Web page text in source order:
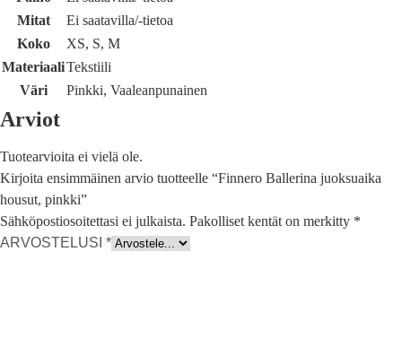
Mitat
Ei saatavilla/-tietoa
Koko
XS, S, M
MateriaaliTekstiili
Väri
Pinkki, Vaaleanpunainen
Arviot
Tuotearvioita ei vielä ole.
Kirjoita ensimmäinen arvio tuotteelle “Finnero Ballerina juoksuaika
housut, pinkki”
Sähköpostiosoitettasi ei julkaista. Pakolliset kentät on merkitty *
ARVOSTELUSI *